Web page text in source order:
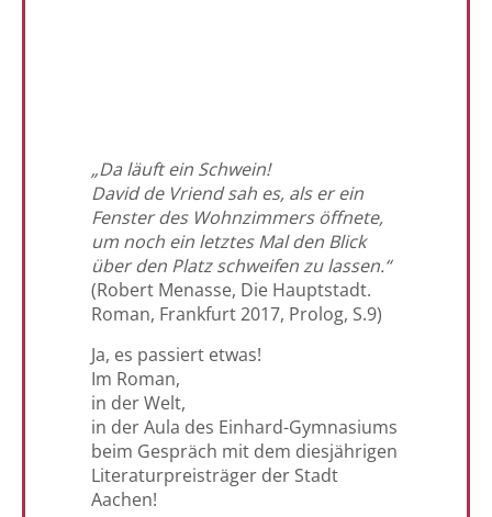
„Da läuft ein Schwein!
David de Vriend sah es, als er ein
Fenster des Wohnzimmers öffnete,
um noch ein letztes Mal den Blick
über den Platz schweifen zu lassen.“
(Robert Menasse, Die Hauptstadt.
Roman, Frankfurt 2017, Prolog, S.9)
Ja, es passiert etwas!
Im Roman,
in der Welt,
in der Aula des Einhard-Gymnasiums
beim Gespräch mit dem diesjährigen
Literaturpreisträger der Stadt
Aachen!